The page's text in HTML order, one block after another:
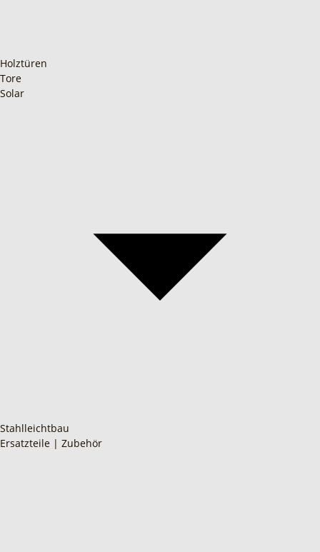
Holztüren
Tore
Solar
Stahlleichtbau
Ersatzteile | Zubehör